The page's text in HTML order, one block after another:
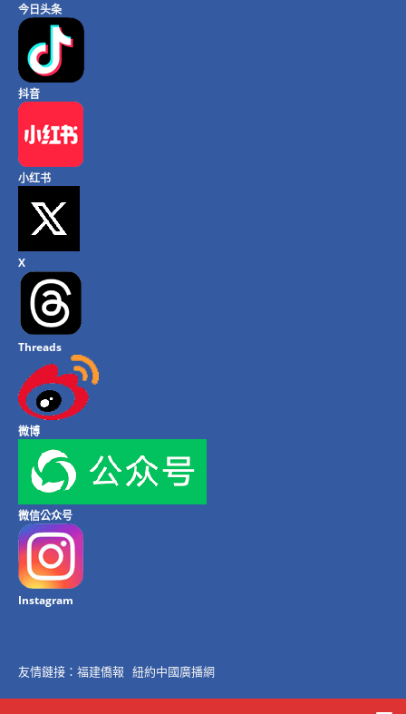
今日头条
抖音
小红书
X
Threads
微博
微信公众号
Instagram
友情鏈接： 福建僑報 紐約中國廣播網